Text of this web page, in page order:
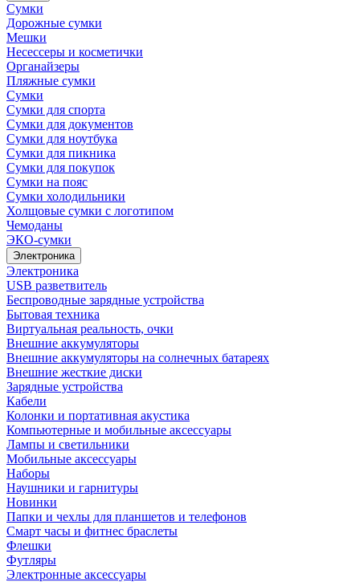
Сумки
Дорожные сумки
Мешки
Несессеры и косметички
Органайзеры
Пляжные сумки
Сумки
Сумки для спорта
Сумки для документов
Сумки для ноутбука
Сумки для пикника
Сумки для покупок
Сумки на пояс
Сумки холодильники
Холщовые сумки с логотипом
Чемоданы
ЭКО-сумки
Электроника
Электроника
USB разветвитель
Беспроводные зарядные устройства
Бытовая техника
Виртуальная реальность, очки
Внешние аккумуляторы
Внешние аккумуляторы на солнечных батареях
Внешние жесткие диски
Зарядные устройства
Кабели
Колонки и портативная акустика
Компьютерные и мобильные аксессуары
Лампы и светильники
Мобильные аксессуары
Наборы
Наушники и гарнитуры
Новинки
Папки и чехлы для планшетов и телефонов
Смарт часы и фитнес браслеты
Флешки
Футляры
Электронные аксессуары